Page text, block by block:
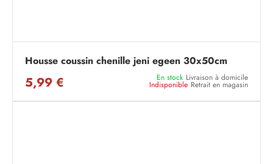
Housse coussin chenille jeni egeen 30x50cm
5,99 € En stock Livraison à domicile
Indisponible Retrait en magasin